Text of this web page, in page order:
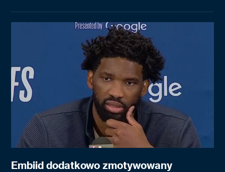
Embiid dodatkowo zmotywowany